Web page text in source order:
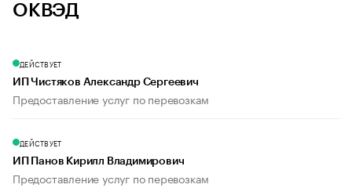
ОКВЭД
ДЕЙСТВУЕТ
ИП Чистяков Александр Сергеевич
Предоставление услуг по перевозкам
ДЕЙСТВУЕТ
ИП Панов Кирилл Владимирович
Предоставление услуг по перевозкам